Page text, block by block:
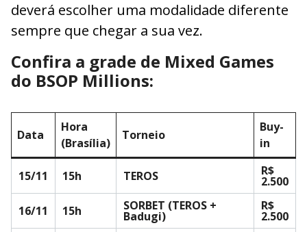
deverá escolher uma modalidade diferente
sempre que chegar a sua vez.
Confira a grade de Mixed Games
do BSOP Millions:
Data
Hora
(Brasília)
Torneio
Buy-
in
15/11 15h TEROS R$
2.500
16/11
15h SORBET (TEROS +
Badugi)
R$
2.500